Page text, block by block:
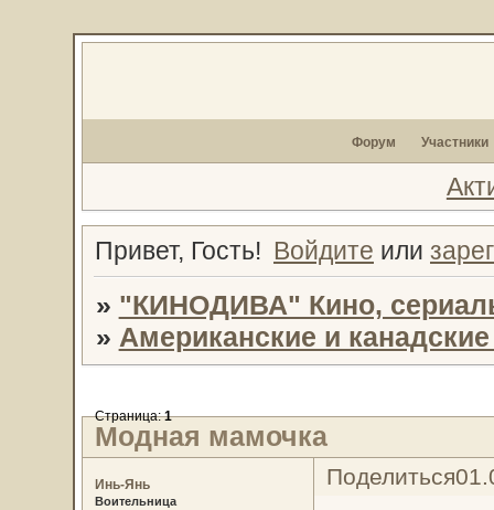
Форум Участники
Привет, Гость! Войдите или
» "КИНОДИВА" Кино,
» Американские и
Модная мамочка
Страница:1
Поделиться
Инь-Янь
Воительница